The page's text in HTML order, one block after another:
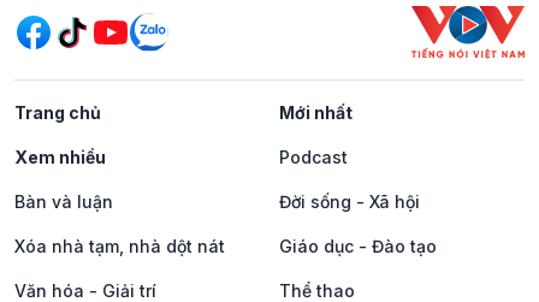
Trang chủ Mới nhất
Xem nhiều Podcast
Bàn và luận Đời sống - Xã hội
Xóa nhà tạm, nhà dột nát Giáo dục - Đào tạo
Văn hóa - Giải trí Thể thao